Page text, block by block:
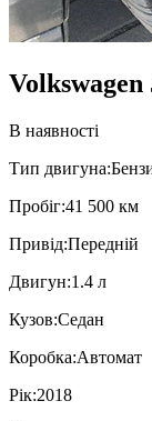
Volkswagen
В наявності
Тип двигуна:
Пробiг:41 500 км
Привiд:Передній
Двигун:1.4 л
Кузов:Седан
Коробка:Автомат
Рік:2018